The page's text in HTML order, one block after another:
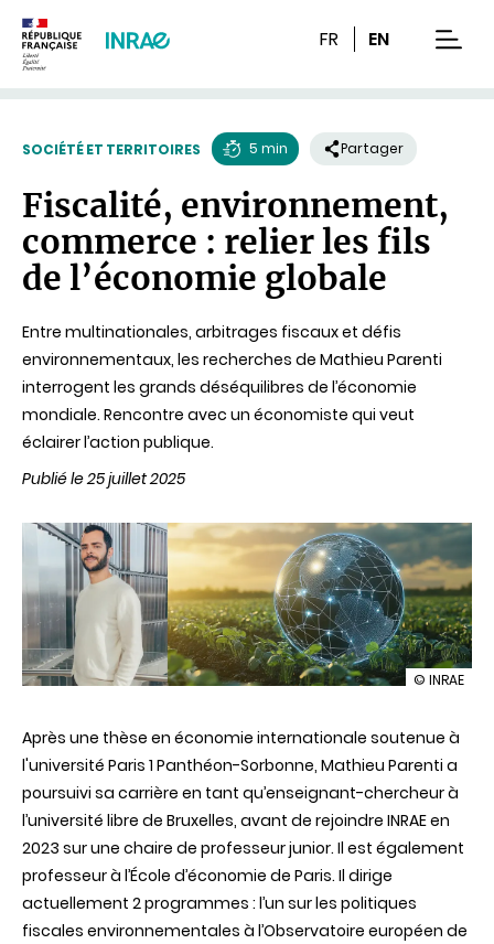
FR EN
SOCIÉTÉ ET TERRITOIRES
de
lecture
5 min Partager
Fiscalité, environnement,
commerce : relier les fils
de l’économie globale
Entre multinationales, arbitrages fiscaux et défis
environnementaux, les recherches de Mathieu Parenti
interrogent les grands déséquilibres de l’économie
mondiale. Rencontre avec un économiste qui veut
éclairer l’action publique.
Publié le 25 juillet 2025
illustration
commerce
relier
les
fils
de
l’économie
© INRAE
Après une thèse en économie internationale soutenue à
l'université Paris 1 Panthéon-Sorbonne, Mathieu Parenti a
poursuivi sa carrière en tant qu’enseignant-chercheur à
l’université libre de Bruxelles, avant de rejoindre INRAE en
2023 sur une chaire de professeur junior. Il est également
professeur à l’École d’économie de Paris. Il dirige
actuellement 2 programmes : l’un sur les politiques
fiscales environnementales à l’Observatoire européen de